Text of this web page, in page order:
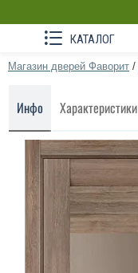
КАТАЛОГ
Магазин дверей Фаворит /
Инфо Характеристики